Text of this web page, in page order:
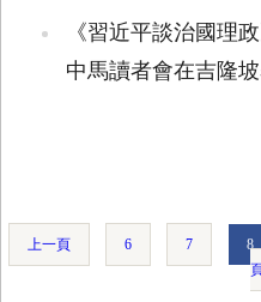
《習近平談治國理
中馬讀者會在吉隆
上一頁 6 7 8